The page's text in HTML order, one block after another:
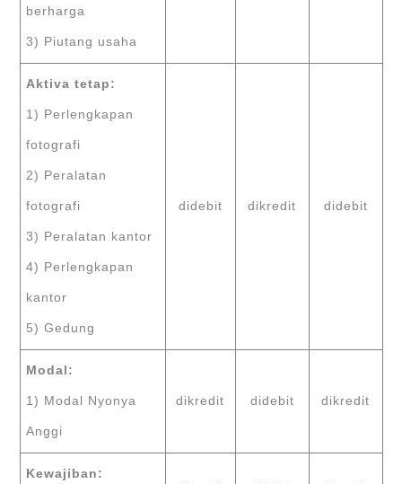
berharga
3) Piutang usaha
Aktiva tetap:
1) Perlengkapan
fotografi
2) Peralatan
fotografi
3) Peralatan kantor
4) Perlengkapan
kantor
5) Gedung
didebit dikredit didebit
Modal:
1) Modal Nyonya
Anggi
dikredit didebit dikredit
Kewajiban: